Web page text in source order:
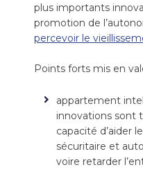
plus importants
promotion de
percevoir le
Points forts mis en
appartement
innovations sont
capacité d’aider
sécuritaire et
voire retarder